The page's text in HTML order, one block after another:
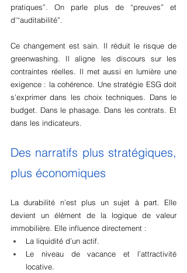
pratiques”. On parle plus de “preuves” et
d’“auditabilité”.
Ce changement est sain. Il réduit le risque de
greenwashing. Il aligne les discours sur les
contraintes réelles. Il met aussi en lumière une
exigence : la cohérence. Une stratégie ESG doit
s’exprimer dans les choix techniques. Dans le
budget. Dans le phasage. Dans les contrats. Et
dans les indicateurs.
Des narratifs plus stratégiques,
plus économiques
La durabilité n’est plus un sujet à part. Elle
devient un élément de la logique de valeur
immobilière. Elle influence directement :
La liquidité d’un actif.
Le niveau de vacance et l’attractivité
locative.